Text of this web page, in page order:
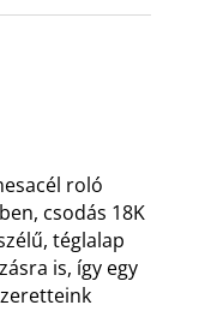
roló
csodás 18K
téglalap
is, így egy